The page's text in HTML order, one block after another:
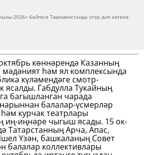
2026» бәйгесе Төркмәнстанда үтәр дип көтелә.
көннәрендә Казанның
һәм ял комплексында
күлә­мендәге смотр-
ясалды. Габдулла Тукайның
багышланган чарада
балалар-үсмерләр
курчак театрлары
иң-иңнәре чыгыш ясады. 15 ок­
Татарстанның Арча, Апас,
Үзән, башкаланың Совет
балалар коллективлары